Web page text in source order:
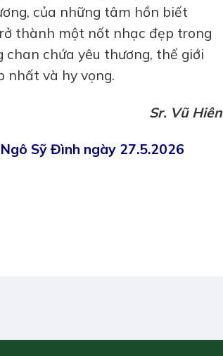
của những tâm hồn biết
thành một nốt nhạc đẹp trong
chan chứa yêu thương, thế giới
nhất và hy vọng.
Sr. Vũ Hiên
Sỹ Đình ngày 27.5.2026